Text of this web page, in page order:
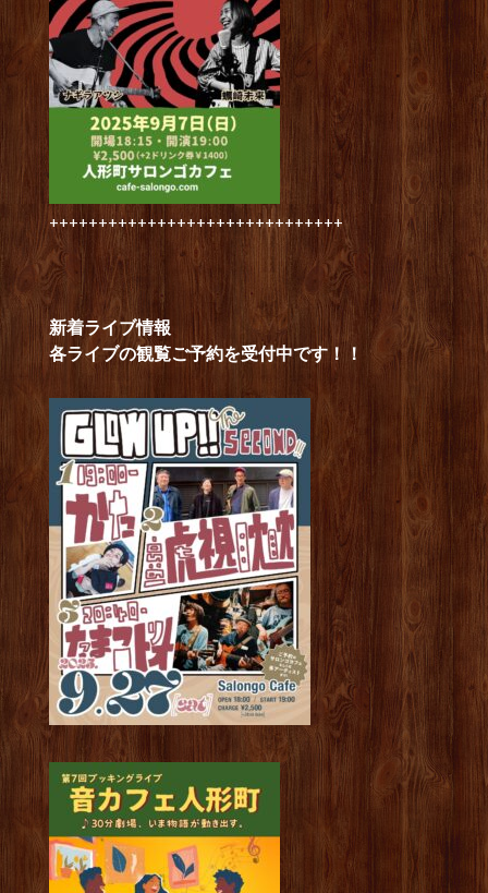
++++++++++++++++++++++++++++++
新着ライブ情報
各ライブの観覧ご予約を受付中です！！